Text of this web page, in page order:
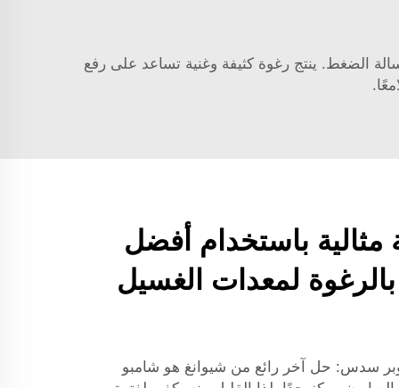
الضغط. ينتج رغوة كثيفة وغنية تساعد على رفع
باستخدام أفضل
لمعدات الغسيل
سدس: حل آخر رائع من شيوانغ هو شامبو